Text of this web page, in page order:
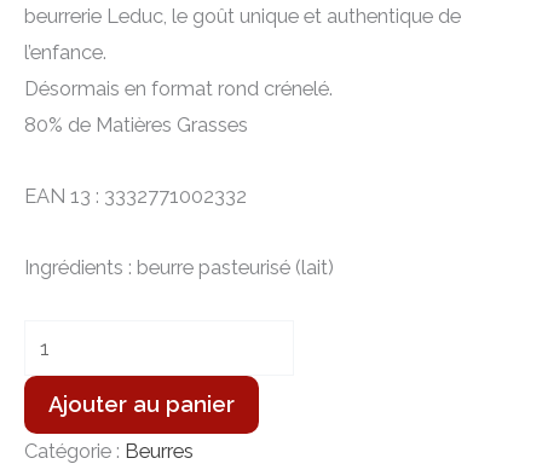
beurrerie Leduc, le goût unique et authentique de
l’enfance.
Désormais en format rond crénelé.
80% de Matières Grasses
EAN 13 : 3332771002332
Ingrédients : beurre pasteurisé (lait)
de
Beurre
moulé
Ajouter au panier
Catégorie : Beurres